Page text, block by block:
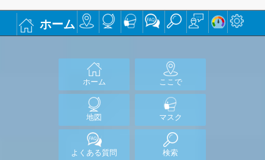
ホーム
ホーム ここで
地図 マスク
よくある質問 検索